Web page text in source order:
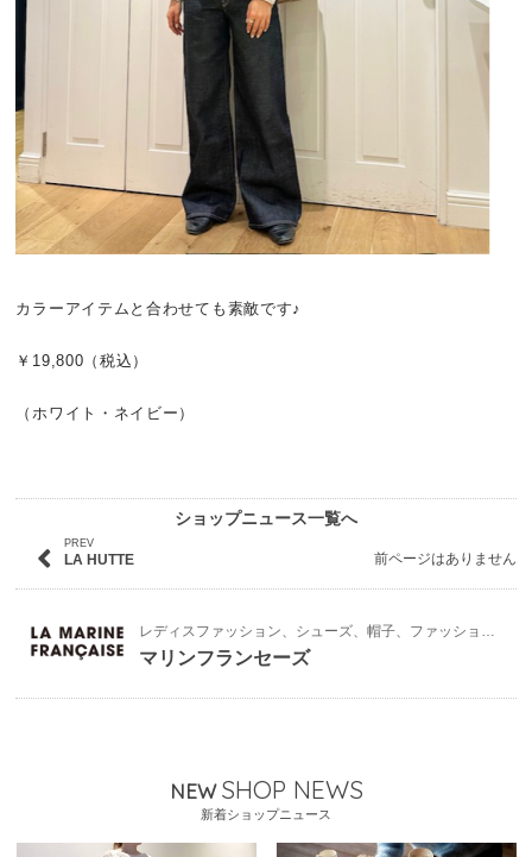
カラーアイテムと合わせても素敵です♪
￥19,800（税込）
（ホワイト・ネイビー）
ショップニュース一覧へ
PREV
LA HUTTE 前ページはありません
レディスファッション、シューズ、帽子、ファッション雑貨
マリンフランセーズ
NEW SHOP NEWS
新着ショップニュース